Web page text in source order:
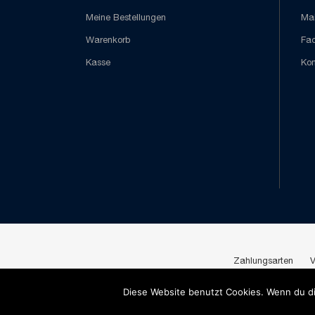
Meine Bestellungen
Warenkorb
Kasse
Zahlungsarten
Diese Website benutzt Cookies. Wenn du